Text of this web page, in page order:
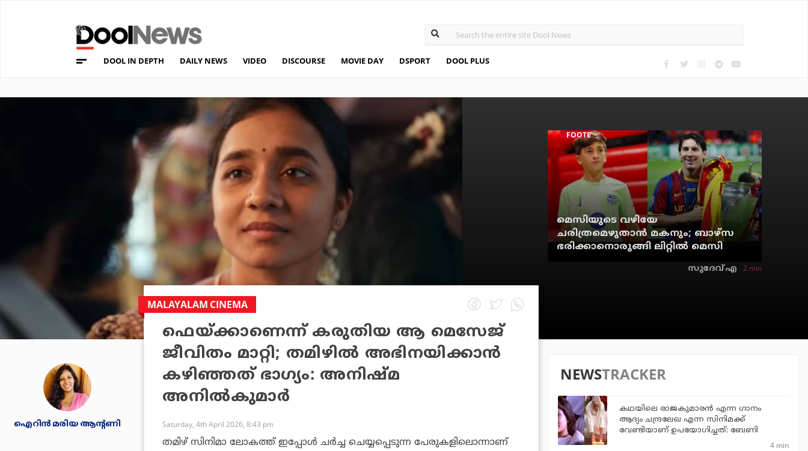
DOOL IN DEPTH DAILY NEWS VIDEO DISCOURSE MOVIE DAY DSPORT DOOL PLUS
FOOTBALL
മെസിയുടെ വഴിയേ
ചരിത്രമെഴുതാന്‍ മകനും; ബാഴ്‌സ
ഭരിക്കാനൊരുങ്ങി ലിറ്റില്‍ മെസി
സുദേവ് എ 2 min
ഐറിന്‍ മരിയ ആന്റണി
MALAYALAM CINEMA
ഫെയ്ക്കാണെന്ന് കരുതിയ ആ മെസേജ്
ജീവിതം മാറ്റി; തമിഴില്‍ അഭിനയിക്കാന്‍
കഴിഞ്ഞത് ഭാഗ്യം: അനിഷ്മ
അനില്‍കുമാര്‍
Saturday, 4th April 2026, 8:43 pm
തമിഴ് സിനിമാ ലോകത്ത് ഇപ്പോള്‍ ചര്‍ച്ച ചെയ്യപ്പെടുന്ന പേരുകളിലൊന്നാണ്
NEWSTRACKER
കഥയിലെ രാജകുമാരൻ എന്ന ഗാനം
ആദ്യം ചന്ദ്രലേഖ എന്ന സിനിമക്ക്
വേണ്ടിയാണ് ഉപയോഗിച്ചത്: ബേണി
4 min